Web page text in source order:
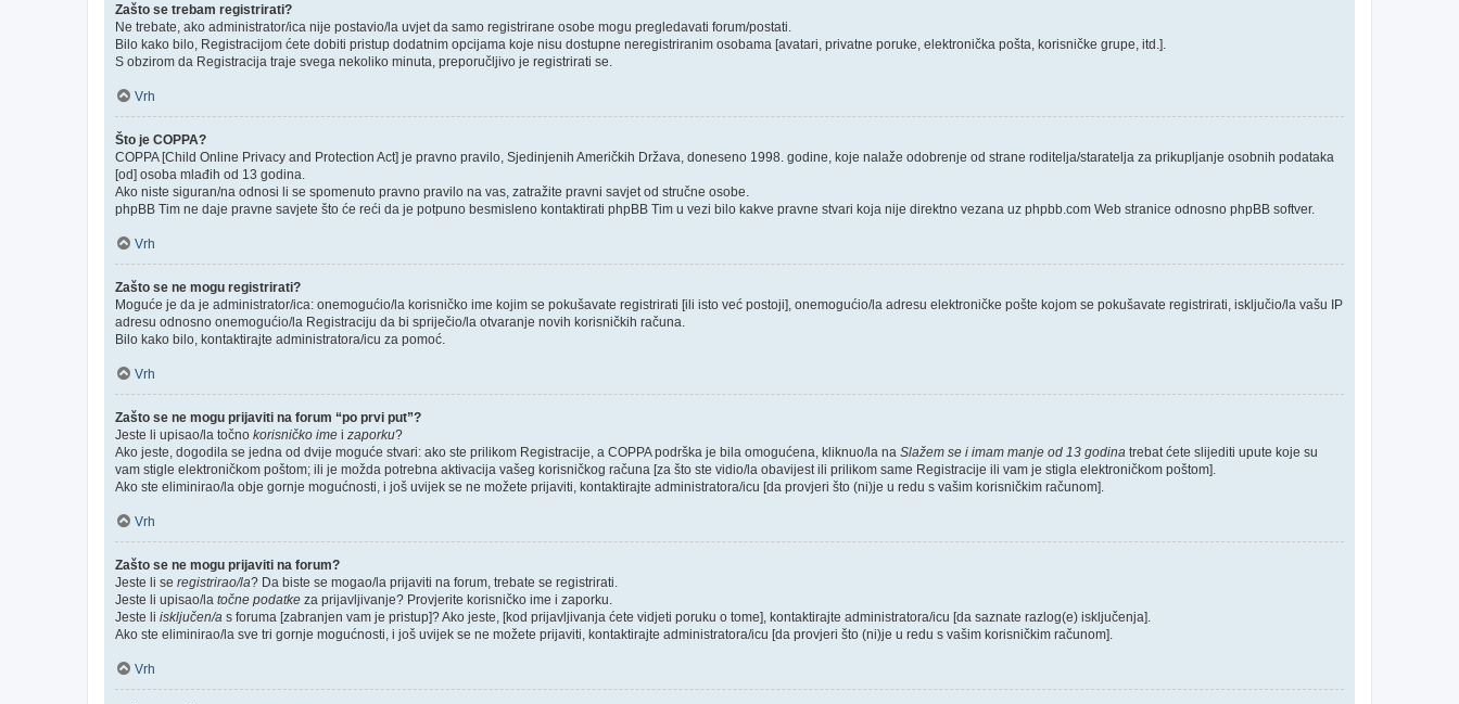
Zašto se trebam registrirati?
Ne trebate, ako administrator/ica nije postavio/la uvjet da samo registrirane osobe mogu pregledavati forum/postati.
Bilo kako bilo, Registracijom ćete dobiti pristup dodatnim opcijama koje nisu dostupne neregistriranim osobama [avatari, privatne poruke, elektronička pošta, korisničke grupe, itd.].
S obzirom da Registracija traje svega nekoliko minuta, preporučljivo je registrirati se.
Vrh
Što je COPPA?
COPPA [Child Online Privacy and Protection Act] je pravno pravilo, Sjedinjenih Američkih Država, doneseno 1998. godine, koje nalaže odobrenje od strane roditelja/staratelja za prikupljanje osobnih podataka
[od] osoba mlađih od 13 godina.
Ako niste siguran/na odnosi li se spomenuto pravno pravilo na vas, zatražite pravni savjet od stručne osobe.
phpBB Tim ne daje pravne savjete što će reći da je potpuno besmisleno kontaktirati phpBB Tim u vezi bilo kakve pravne stvari koja nije direktno vezana uz phpbb.com Web stranice odnosno phpBB softver.
Vrh
Zašto se ne mogu registrirati?
Moguće je da je administrator/ica: onemogućio/la korisničko ime kojim se pokušavate registrirati [ili isto već postoji], onemogućio/la adresu elektroničke pošte kojom se pokušavate registrirati, isključio/la vašu IP
adresu odnosno onemogućio/la Registraciju da bi spriječio/la otvaranje novih korisničkih računa.
Bilo kako bilo, kontaktirajte administratora/icu za pomoć.
Vrh
Zašto se ne mogu prijaviti na forum “po prvi put”?
Jeste li upisao/la točno korisničko ime i zaporku?
Ako jeste, dogodila se jedna od dvije moguće stvari: ako ste prilikom Registracije, a COPPA podrška je bila omogućena, kliknuo/la na Slažem se i imam manje od 13 godina trebat ćete slijediti upute koje su
vam stigle elektroničkom poštom; ili je možda potrebna aktivacija vašeg korisničkog računa [za što ste vidio/la obavijest ili prilikom same Registracije ili vam je stigla elektroničkom poštom].
Ako ste eliminirao/la obje gornje mogućnosti, i još uvijek se ne možete prijaviti, kontaktirajte administratora/icu [da provjeri što (ni)je u redu s vašim korisničkim računom].
Vrh
Zašto se ne mogu prijaviti na forum?
Jeste li se registrirao/la? Da biste se mogao/la prijaviti na forum, trebate se registrirati.
Jeste li upisao/la točne podatke za prijavljivanje? Provjerite korisničko ime i zaporku.
Jeste li isključen/a s foruma [zabranjen vam je pristup]? Ako jeste, [kod prijavljivanja ćete vidjeti poruku o tome], kontaktirajte administratora/icu [da saznate razlog(e) isključenja].
Ako ste eliminirao/la sve tri gornje mogućnosti, i još uvijek se ne možete prijaviti, kontaktirajte administratora/icu [da provjeri što (ni)je u redu s vašim korisničkim računom].
Vrh